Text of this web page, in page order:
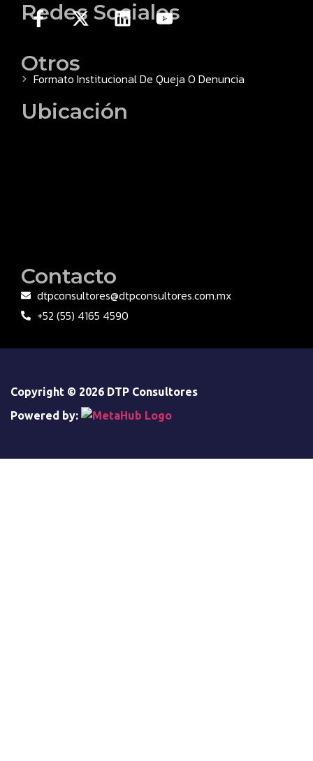
Redes Sociales
Otros
Formato Institucional De Queja O Denuncia
Ubicación
Contacto
dtpconsultores@dtpconsultores.com.mx
+52 (55) 4165 4590
Copyright © 2026 DTP Consultores
Powered by: